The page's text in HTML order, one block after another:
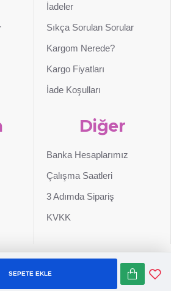
SEPETE EKLE
İadeler
Sıkça Sorulan Sorular
Kargom Nerede?
Kargo Fiyatları
İade Koşulları
Diğer
Banka Hesaplarımız
Çalışma Saatleri
3 Adımda Sipariş
KVKK
65 90 Whatsapp